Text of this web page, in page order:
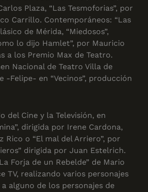
Plaza, “Las Tesmoforias”, por
Carrillo. Contemporáneos: “Las
de Mérida, “Miedosos”,
lo dijo Hamlet”, por Mauricio
a los Premio Max de Teatro.
Nacional de Teatro Villa de
-Felipe- en “Vecinos”, producción
del Cine y la Televisión, en
dirigida por Irene Cardona,
Rico o “El mal del Arriero”, por
dirigida por Juan Estelrich.
Forja de un Rebelde” de Mario
TV, realizando varios personajes
alguno de los personajes de